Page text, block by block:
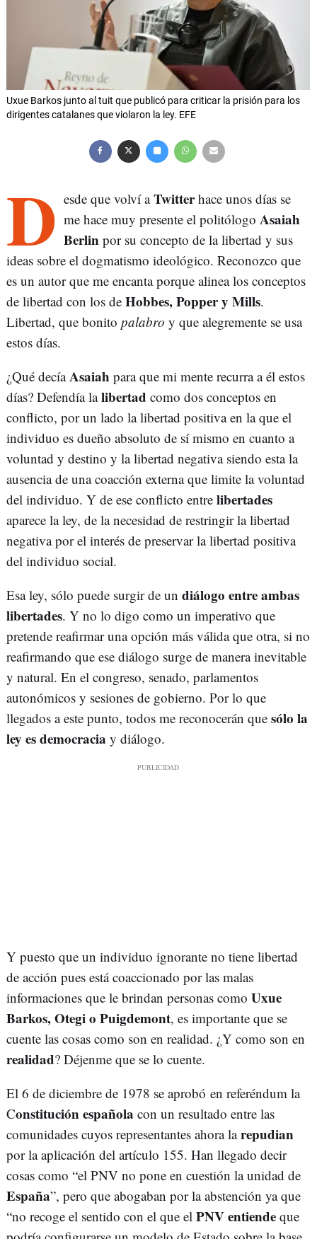
Uxue Barkos junto al tuit que publicó para criticar la prisión para los
dirigentes catalanes que violaron la ley. EFE
D esde que volví aTwitterhace unos días se
me hace muy presente el politólogo Asaiah
Berlin por su concepto de la libertad y sus
ideas sobre el dogmatismo ideológico. Reconozco que
es un autor que me encanta porque alinea los conceptos
de libertad con los de Hobbes, Popper y Mills.
Libertad, que bonito palabro y que alegremente se usa
estos días.
¿Qué decíaAsaiah para que mi mente recurra a él estos
días? Defendía lalibertad como dos conceptos en
conflicto, por un lado la libertad positiva en la que el
individuo es dueño absoluto de sí mismo en cuanto a
voluntad y destino y la libertad negativa siendo esta la
ausencia de una coacción externa que limite la voluntad
del individuo. Y de ese conflicto entre libertades
aparece la ley, de la necesidad de restringir la libertad
negativa por el interés de preservar la libertad positiva
del individuo social.
Esa ley, sólo puede surgir de un diálogo entre ambas
libertades. Y no lo digo como un imperativo que
pretende reafirmar una opción más válida que otra, si no
reafirmando que ese diálogo surge de manera inevitable
y natural. En el congreso, senado, parlamentos
autonómicos y sesiones de gobierno. Por lo que
llegados a este punto, todos me reconocerán que sólo la
ley es democracia y diálogo.
Y puesto que un individuo ignorante no tiene libertad
de acción pues está coaccionado por las malas
informaciones que le brindan personas como Uxue
Barkos, Otegi o Puigdemont, es importante que se
cuente las cosas como son en realidad. ¿Y como son en
realidad? Déjenme que se lo cuente.
El 6 de diciembre de 1978 se aprobó en referéndum la
Constitución española con un resultado entre las
comunidades cuyos representantes ahora larepudian
por la aplicación del artículo 155. Han llegado decir
cosas como “el PNV no pone en cuestión la unidad de
España”, pero que abogaban por la abstención ya que
“no recoge el sentido con el que el PNV entiende que